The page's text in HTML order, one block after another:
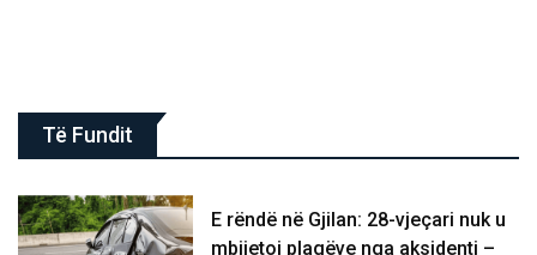
Të Fundit
E rëndë në Gjilan: 28-vjeçari nuk u
mbijetoi plagëve nga aksidenti –